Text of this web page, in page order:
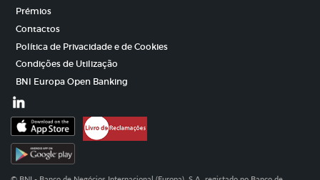
Prémios
Contactos
Política de Privacidade e de Cookies
Condições de Utilização
BNI Europa Open Banking